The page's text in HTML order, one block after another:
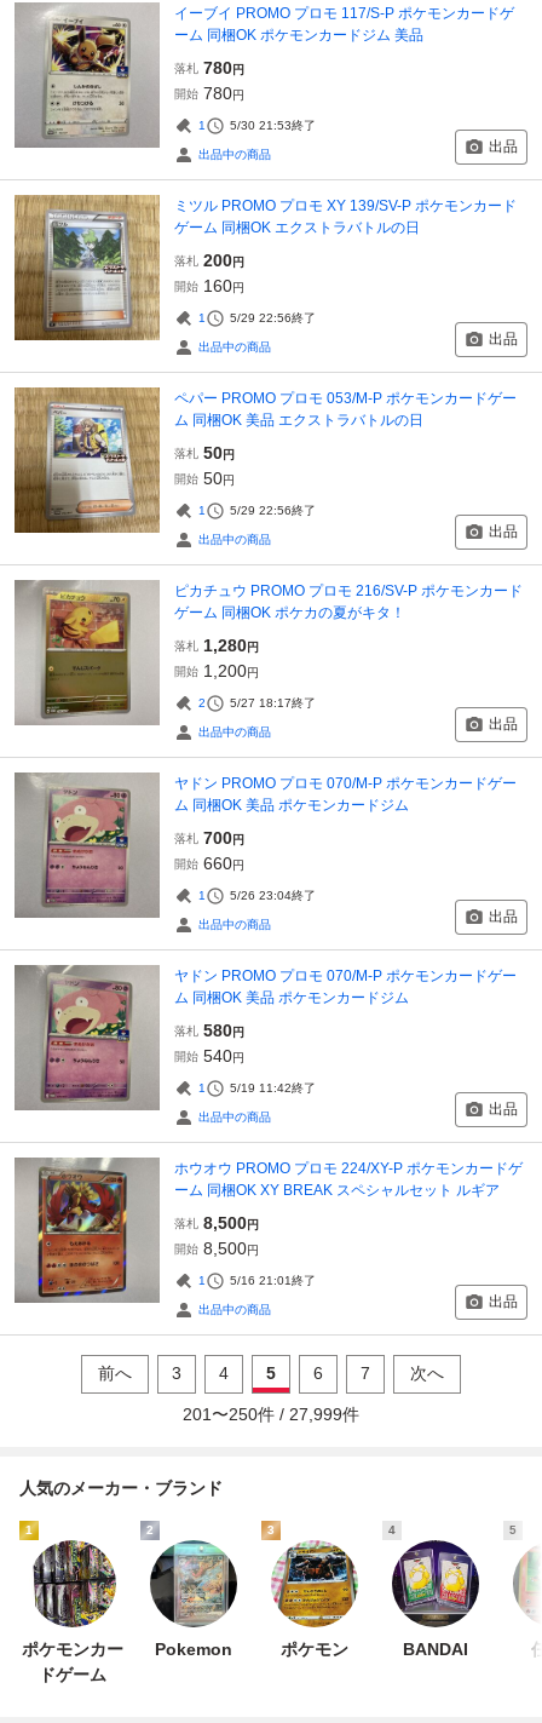
イーブイ PROMO プロモ 117/S-P ポケモンカードゲ
ーム 同梱OK ポケモンカードジム 美品
落札 780円
開始 780円
1 5/30 21:53終了
出品中の商品 出品
ミツル PROMO プロモ XY 139/SV-P ポケモンカード
ゲーム 同梱OK エクストラバトルの日
落札 200円
開始 160円
1 5/29 22:56終了
出品中の商品 出品
ペパー PROMO プロモ 053/M-P ポケモンカードゲー
ム 同梱OK 美品 エクストラバトルの日
落札 50円
開始 50円
1 5/29 22:56終了
出品中の商品 出品
ピカチュウ PROMO プロモ 216/SV-P ポケモンカード
ゲーム 同梱OK ポケカの夏がキタ！
落札 1,280円
開始 1,200円
2 5/27 18:17終了
出品中の商品 出品
ヤドン PROMO プロモ 070/M-P ポケモンカードゲー
ム 同梱OK 美品 ポケモンカードジム
落札 700円
開始 660円
1 5/26 23:04終了
出品中の商品 出品
ヤドン PROMO プロモ 070/M-P ポケモンカードゲー
ム 同梱OK 美品 ポケモンカードジム
落札 580円
開始 540円
1 5/19 11:42終了
出品中の商品 出品
ホウオウ PROMO プロモ 224/XY-P ポケモンカードゲ
ーム 同梱OK XY BREAK スペシャルセット ルギア
落札 8,500円
開始 8,500円
1 5/16 21:01終了
出品中の商品 出品
前へ 3 4 5 6 7 次へ
201 〜250件 / 27,999件
人気のメーカー・ブランド
1
ポケモンカー
ドゲーム
2
Pokemon
3
ポケモン
4
BANDAI
5